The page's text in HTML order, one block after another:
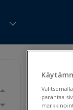
parantaa